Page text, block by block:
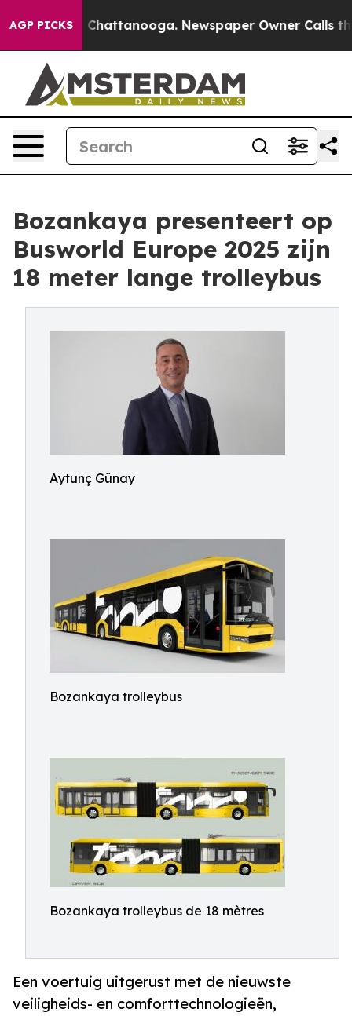
AGP PICKS
in Chattanooga. Newspaper Owner Calls the
Bozankaya presenteert op
Busworld Europe 2025 zijn
18 meter lange trolleybus
Aytunç Günay
Bozankaya trolleybus
Bozankaya trolleybus de 18 mètres
Een voertuig uitgerust met de nieuwste
veiligheids- en comforttechnologieën,